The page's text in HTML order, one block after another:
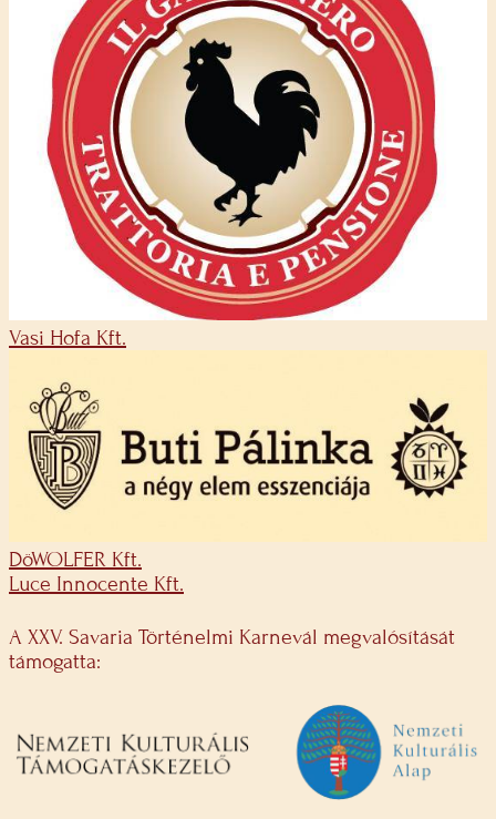
Vasi Hofa Kft.
DöWOLFER Kft.
Luce Innocente Kft.
A XXV. Savaria Történelmi Karnevál megvalósítását
támogatta: